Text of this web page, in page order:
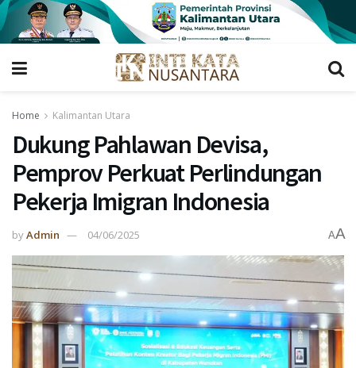
Home Kalimantan Utara
Dukung Pahlawan Devisa,
Pemprov Perkuat Perlindungan
Pekerja Imigran Indonesia
byAdmin 04/06/2025 AA